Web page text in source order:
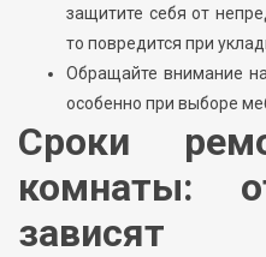
защитите себя от
то повредится при
Обращайте внимание
особенно при выборе
Сроки
комнаты:
зависят